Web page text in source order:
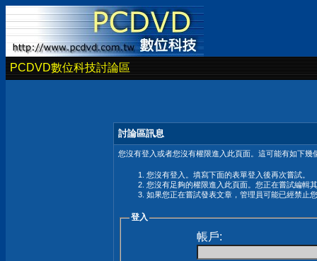
PCDVD數位科技討論區
討論區訊息
您沒有登入或者您沒有權限進入此頁面。這可能有如下幾
您沒有登入。填寫下面的表單登入後再次嘗試。
您沒有足夠的權限進入此頁面。您正在嘗試編輯
如果您正在嘗試發表文章，管理員可能已經禁止
登入
帳戶: